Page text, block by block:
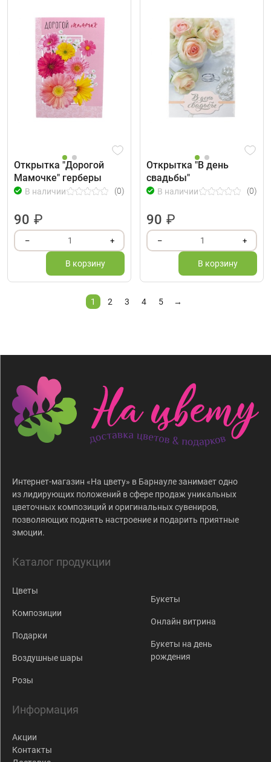
Открытка "Дорогой
Мамочке" герберы
В наличии (0)
90 ₽
– 1 +
В корзину
Открытка "В день
свадьбы"
В наличии (0)
90 ₽
– 1 +
В корзину
1 2 3 4 5 →
Интернет-магазин «На цвету» в Барнауле занимает одно
из лидирующих положений в сфере продаж уникальных
цветочных композиций и оригинальных сувениров,
позволяющих поднять настроение и подарить приятные
эмоции.
Каталог продукции
Цветы
Композиции
Подарки
Воздушные шары
Розы
Букеты
Онлайн витрина
Букеты на день
рождения
Информация
Акции
Контакты